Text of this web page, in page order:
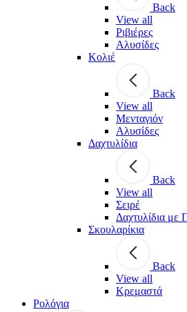
Back
View all
Ριβιέρες
Αλυσίδες
Κολιέ
Back
View all
Μενταγιόν
Αλυσίδες
Δαχτυλίδια
Back
View all
Σειρέ
Δαχτυλίδια με
Σκουλαρίκια
Back
View all
Κρεμαστά
Ρολόγια